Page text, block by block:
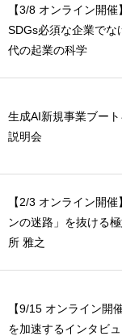
【3/8 オンライン開
SDGs必須な企業でな
代の起業の科学
生成AI新規事業ブー
説明会
【2/3 オンライン開
ンの迷路」を抜ける
所 雅之
【9/15 オンライン開
を加速するインタビ